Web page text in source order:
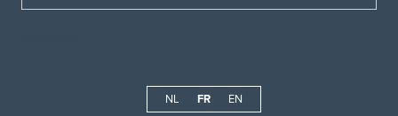
NL FR EN